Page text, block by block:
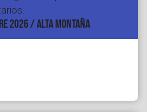
2026 / ALTA MONTAÑA